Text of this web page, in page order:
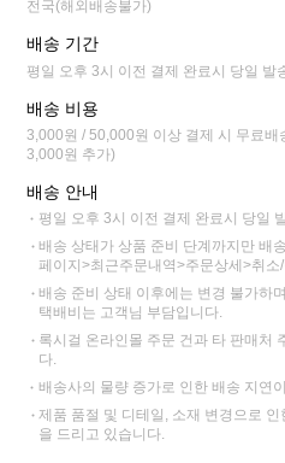
전국(해외배송불가)
배송 기간
평일 오후 3시 이전 결제 완료시 당일 발
배송 비용
3,000원 / 50,000원 이상 결제 시 무료배
3,000원 추가)
배송 안내
평일 오후 3시 이전 결제 완료시 당일
배송 상태가 상품 준비 단계까지만 배
페이지>최근주문내역>주문상세>취소
배송 준비 상태 이후에는 변경 불가하
택배비는 고객님 부담입니다.
록시걸 온라인몰 주문 건과 타 판매처
다.
배송사의 물량 증가로 인한 배송 지연
제품 품절 및 디테일, 소재 변경으로
을 드리고 있습니다.